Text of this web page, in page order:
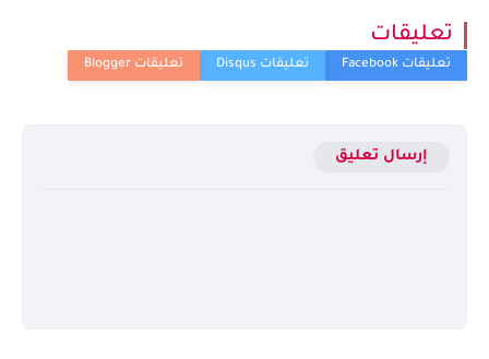
تعليقات
إرسال تعليق